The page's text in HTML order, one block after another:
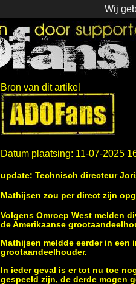
Wij
Bron van dit artikel
Datum plaatsing: 11-07-2025
update: Technisch directeur
Mathijsen zou per direct zijn
Volgens Omroep West melden
de Amerikaanse
Mathijsen meldde eerder in een
grootaandeelhouder.
In ieder geval is er tot nu toe
gespeeld zijn, de derde mogen